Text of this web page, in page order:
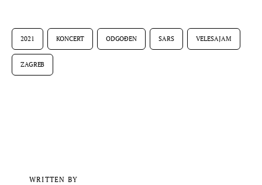
2021 KONCERT ODGOĐEN SARS VELESAJAM
ZAGREB
WRITTEN BY